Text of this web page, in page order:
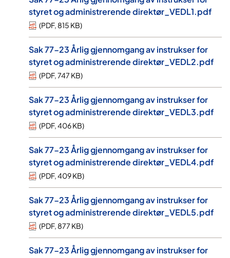
styret og administrerende direktør_VEDL1.pdf
(PDF, 815 KB)
Sak 77-23 Årlig gjennomgang av instrukser for
styret og administrerende direktør_VEDL2.pdf
(PDF,747 KB)
Sak 77-23 Årlig gjennomgang av instrukser for
styret og administrerende direktør_VEDL3.pdf
(PDF,406 KB)
Sak 77-23 Årlig gjennomgang av instrukser for
styret og administrerende direktør_VEDL4.pdf
(PDF,409 KB)
Sak 77-23 Årlig gjennomgang av instrukser for
styret og administrerende direktør_VEDL5.pdf
(PDF, 877 KB)
Sak 77-23 Årlig gjennomgang av instrukser for